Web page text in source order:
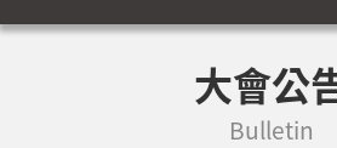
大會公
Bulletin